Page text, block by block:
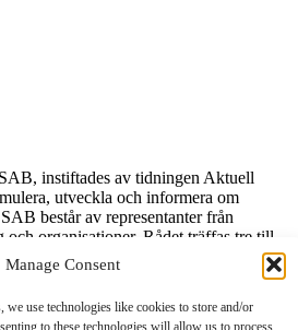
Manage Consent
we use technologies like cookies to store and/or
to these technologies will allow us to process
instiftades av tidningen Aktuell
utveckla och informera om
består av representanter från
och organisationer. Rådet träffas tre till
aktuella säkerhetsfrågor.